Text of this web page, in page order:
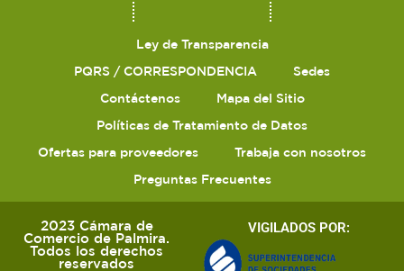
Ley de Transparencia
PQRS / CORRESPONDENCIA
Sedes
Contáctenos
Mapa del Sitio
Políticas de Tratamiento de Datos
Ofertas para proveedores
Trabaja con nosotros
Preguntas Frecuentes
2023 Cámara de
Comercio de Palmira.
Todos los derechos
reservados
VIGILADOS POR: